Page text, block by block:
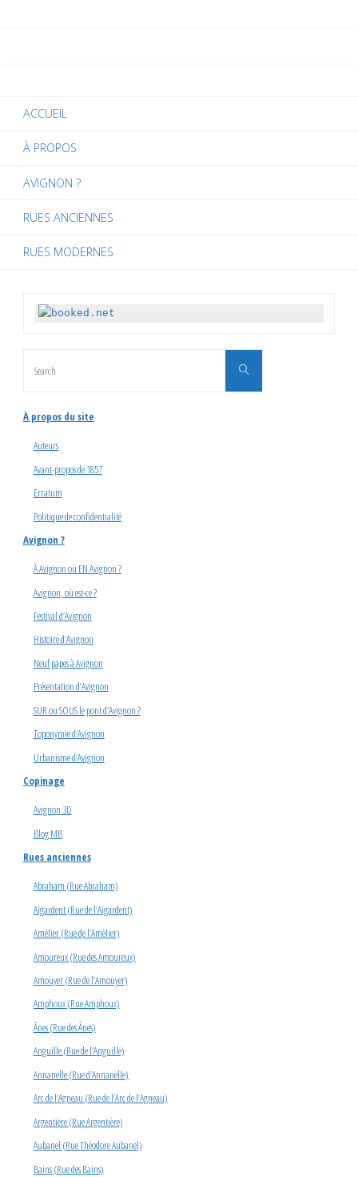
ACCUEIL
À PROPOS
AVIGNON ?
RUES ANCIENNES
RUES MODERNES
Search
À propos du site
Auteurs
Avant-propos de 1857
Erratum
Politique de confidentialité
Avignon ?
À Avignon ou EN Avignon ?
Avignon, où est-ce ?
Festival d’Avignon
Histoire d’Avignon
Neuf papes à Avignon
Présentation d’Avignon
SUR ou SOUS le pont d’Avignon ?
Toponymie d’Avignon
Urbanisme d’Avignon
Copinage
Avignon 3D
Blog MB
Rues anciennes
Abraham (Rue Abraham)
Aïgardent (Rue de l’Aïgardent)
Amèlier (Rue de l’Amèlier)
Amoureux (Rue des Amoureux)
Amouyer (Rue de l’Amouyer)
Amphoux (Rue Amphoux)
Ânes (Rue des Ânes)
Anguille (Rue de l’Anguille)
Annanelle (Rue d’Annanelle)
Arc de l’Agneau (Rue de l’Arc de l’Agneau)
Argentière (Rue Argentière)
Aubanel (Rue Théodore Aubanel)
Bains (Rue des Bains)